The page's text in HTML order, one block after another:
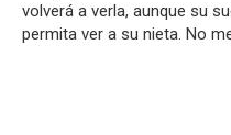
volverá a verla, aunque su
permita ver a su nieta. No